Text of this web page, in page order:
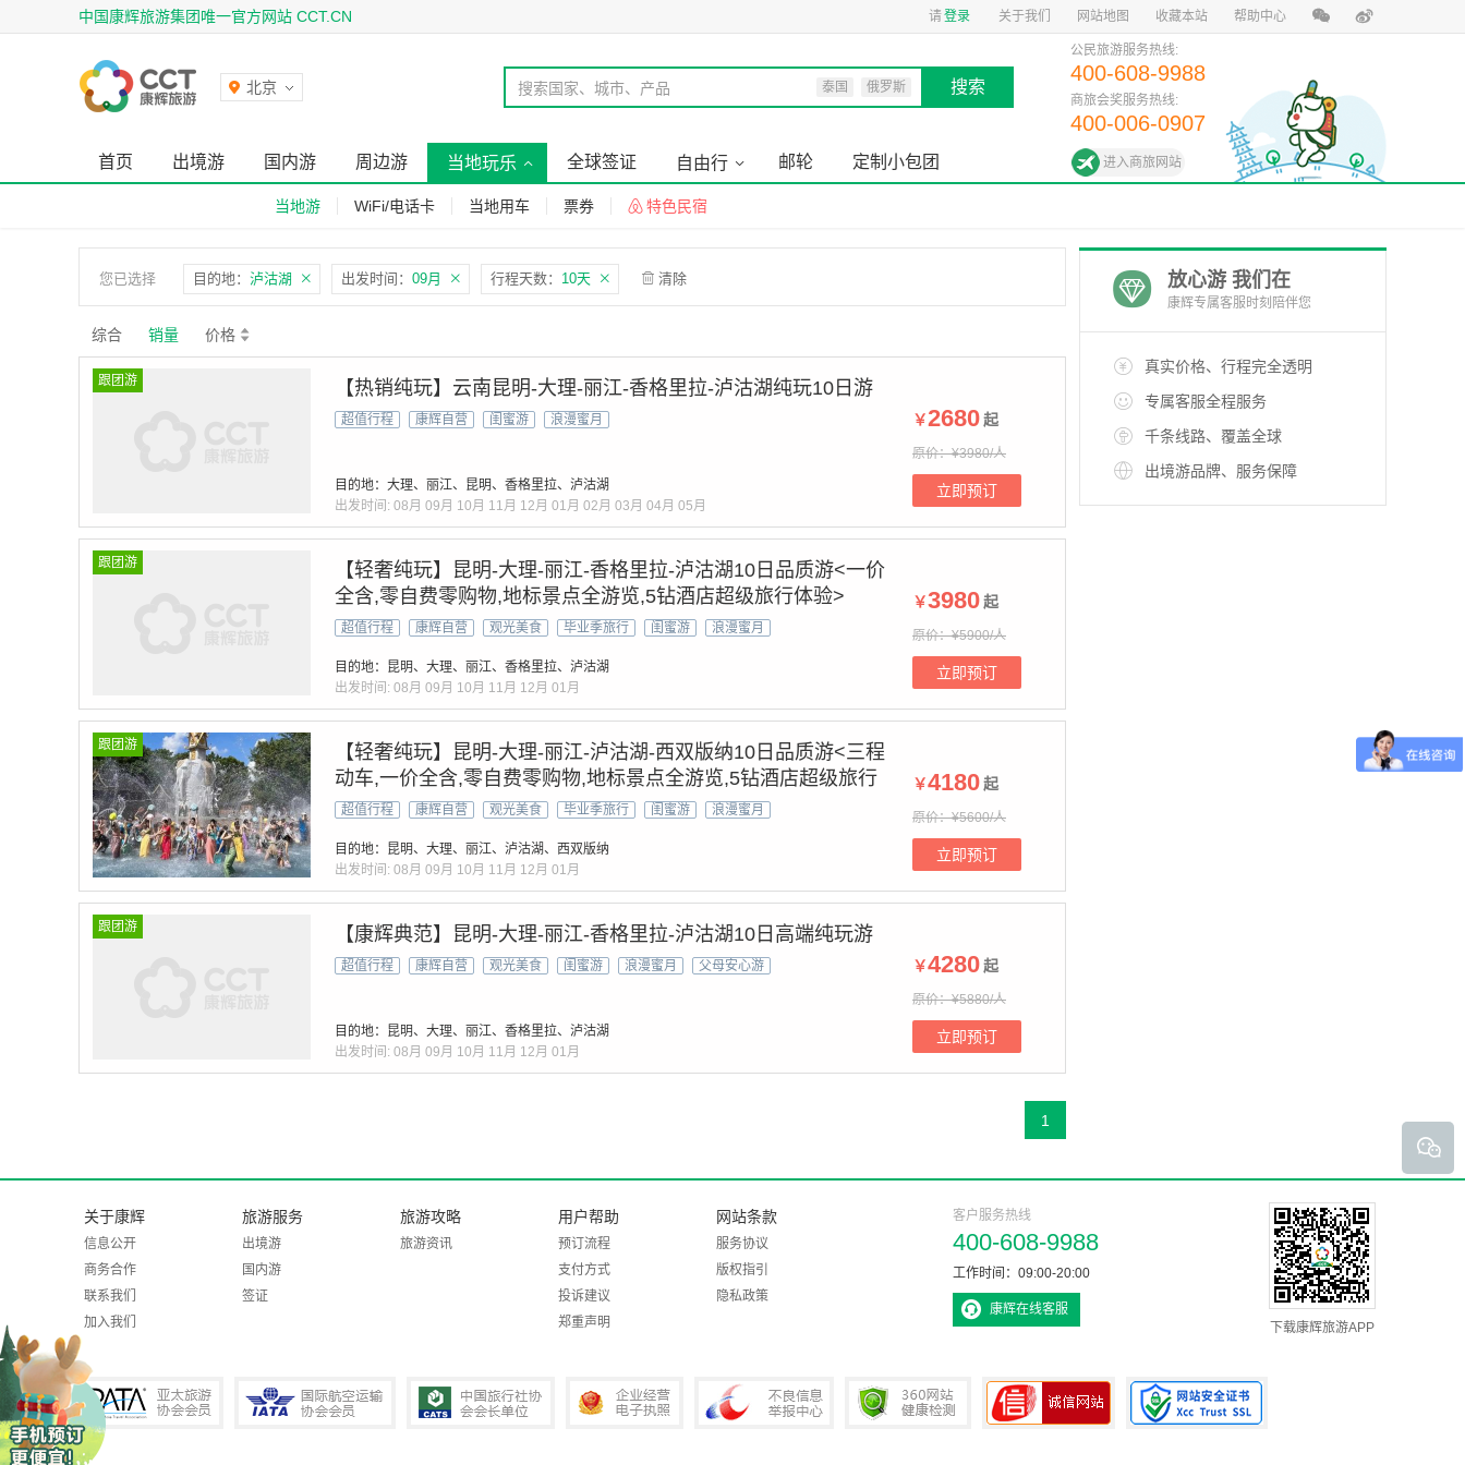
中国康辉旅游集团唯一官方网站 CCT.CN 请登录 关于我们 网站地图 收藏本站 帮助中心
北京 搜索国家、城市、产品 泰国 俄罗斯 搜索
公民旅游服务热线:
400-608-9988
商旅会奖服务热线:
400-006-0907
进入商旅网站
首页 出境游 国内游 周边游 当地玩乐
当地游 WiFi/电话卡 当地用车 票券 特色民宿
全球签证 自由行 邮轮 定制小包团
您已选择 目的地： 泸沽湖 出发时间： 09月 行程天数： 10天 清除
综合 销量 价格
跟团游 【热销纯玩】云南昆明-大理-丽江-香格里拉-泸沽湖纯玩10日游
超值行程 康辉自营 闺蜜游 浪漫蜜月
目的地：大理、丽江、昆明、香格里拉、泸沽湖
出发时间: 08月 09月 10月 11月 12月 01月 02月 03月 04月 05月
￥2680起
原价：¥3980/人
立即预订
跟团游
【轻奢纯玩】昆明-大理-丽江-香格里拉-泸沽湖10日品质游<一价
全含,零自费零购物,地标景点全游览,5钻酒店超级旅行体验>
超值行程 康辉自营 观光美食 毕业季旅行 闺蜜游 浪漫蜜月
目的地：昆明、大理、丽江、香格里拉、泸沽湖
出发时间: 08月 09月 10月 11月 12月 01月
￥3980起
原价：¥5900/人
立即预订
跟团游
【轻奢纯玩】昆明-大理-丽江-泸沽湖-西双版纳10日品质游<三程
动车,一价全含,零自费零购物,地标景点全游览,5钻酒店超级旅行
体验>
超值行程 康辉自营 观光美食 毕业季旅行 闺蜜游 浪漫蜜月
目的地：昆明、大理、丽江、泸沽湖、西双版纳
出发时间: 08月 09月 10月 11月 12月 01月
￥4180起
原价：¥5600/人
立即预订
跟团游 【康辉典范】昆明-大理-丽江-香格里拉-泸沽湖10日高端纯玩游
超值行程 康辉自营 观光美食 闺蜜游 浪漫蜜月 父母安心游
目的地：昆明、大理、丽江、香格里拉、泸沽湖
出发时间: 08月 09月 10月 11月 12月 01月
￥4280起
原价：¥5880/人
立即预订
1
放心游 我们在
康辉专属客服时刻陪伴您
真实价格、行程完全透明
专属客服全程服务
千条线路、覆盖全球
出境游品牌、服务保障
关于康辉
信息公开
商务合作
联系我们
加入我们
旅游服务
出境游
国内游
签证
旅游攻略
旅游资讯
用户帮助
预订流程
支付方式
投诉建议
郑重声明
网站条款
服务协议
版权指引
隐私政策
下载康辉旅游APP
客户服务热线
400-608-9988
工作时间：09:00-20:00
康辉在线客服